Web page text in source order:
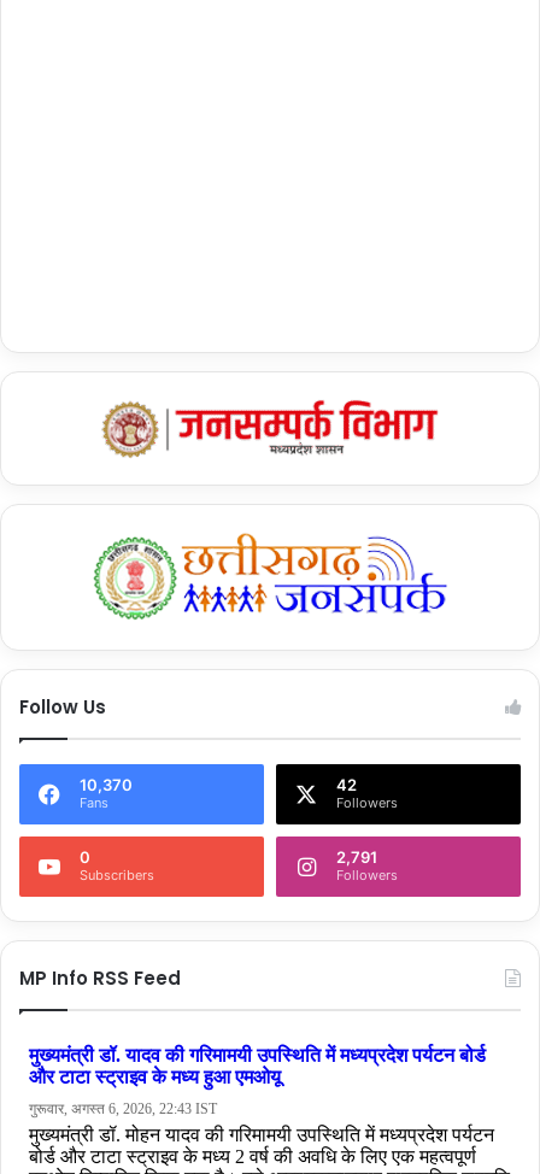
दूसरे चाचा की भूमिका पर INDIA गठबंधन की निगाह?
नामांकन पत्र दाखिल किए
More
Tags Chirag Paswan
LJP (Ramvilas)
Follow Us
10,370
Fans
42
Followers
0
Subscribers
2,791
Followers
MP Info RSS Feed